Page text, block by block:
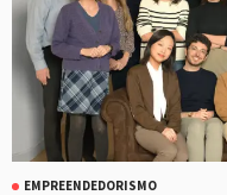
EMPREENDEDORISMO